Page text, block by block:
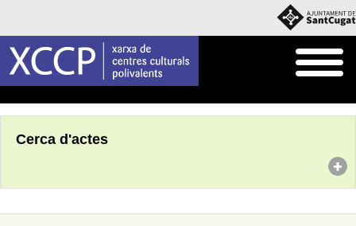
Cerca d'actes